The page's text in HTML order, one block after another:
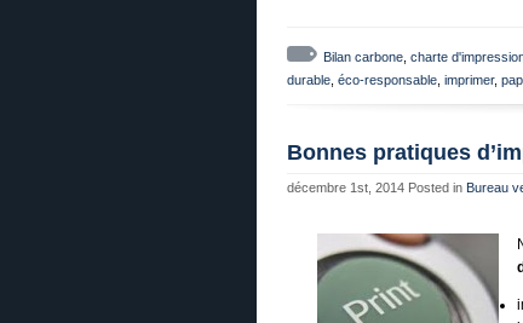
Bilan carbone charte
durable éco-responsable imprimer,
Bonnes pratiques
décembre 1st, 2014 Posted in Bureau